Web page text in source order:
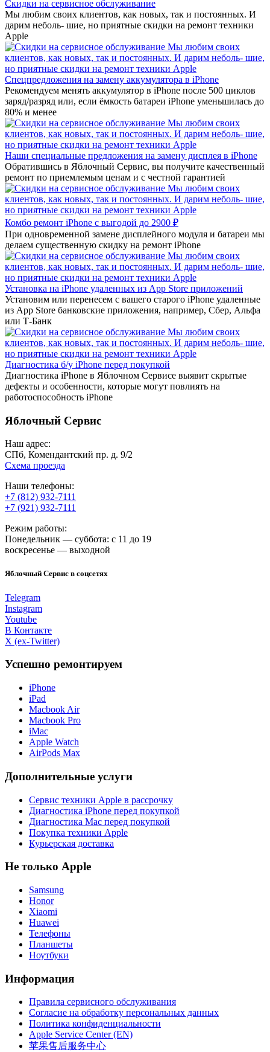
Скидки на сервисное обслуживание
Мы любим своих клиентов, как новых, так и постоянных. И
дарим неболь- шие, но приятные скидки на ремонт техники
Apple
Спецпредложения на замену аккумулятора в iPhone
Рекомендуем менять аккумулятор в iPhone после 500 циклов
заряд/разряд или, если ёмкость батареи iPhone уменьшилась до
80% и менее
Наши специальные предложения на замену дисплея в iPhone
Обратившись в Яблочный Сервис, вы получите качественный
ремонт по приемлемым ценам и с честной гарантией
Комбо ремонт iPhone с выгодой до 2900 ₽
При одновременной замене дисплейного модуля и батареи мы
делаем существенную скидку на ремонт iPhone
Установка на iPhone удаленных из App Store приложений
Установим или перенесем с вашего старого iPhone удаленные
из App Store банковские приложения, например, Сбер, Альфа
или Т-Банк
Диагностика б/у iPhone перед покупкой
Диагностика iPhone в Яблочном Сервисе выявит скрытые
дефекты и особенности, которые могут повлиять на
работоспособность iPhone
Яблочный Сервис
Наш адрес:
СПб, Комендантский пр. д. 9/2
Схема проезда
Наши телефоны:
+7 (812) 932-7111
+7 (921) 932-7111
Режим работы:
Понедельник — суббота: с 11 до 19
воскресенье — выходной
Яблочный Сервис в соцсетях
Telegram
Instagram
Youtube
В Контакте
X (ex-Twitter)
Успешно ремонтируем
iPhone
iPad
Macbook Air
Macbook Pro
iMac
Apple Watch
AirPods Max
Дополнительные услуги
Сервис техники Apple в рассрочку
Диагностика iPhone перед покупкой
Диагностика Mac перед покупкой
Покупка техники Apple
Курьерская доставка
Не только Apple
Samsung
Honor
Xiaomi
Huawei
Телефоны
Планшеты
Ноутбуки
Информация
Правила сервисного обслуживания
Согласие на обработку персональных данных
Политика конфиденциальности
Apple Service Center (EN)
苹果售后服务中心